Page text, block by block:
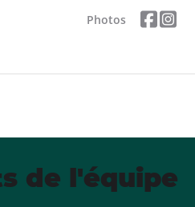
Photos
de l'équipe